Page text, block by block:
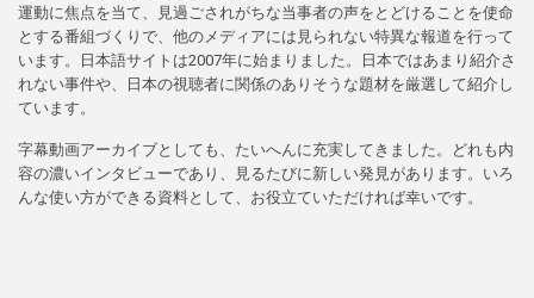
運動に焦点を当て、見過ごされがちな当事者の声をとどけることを使命
とする番組づくりで、他のメディアには見られない特異な報道を行って
います。日本語サイトは2007年に始まりました。日本ではあまり紹介さ
れない事件や、日本の視聴者に関係のありそうな題材を厳選して紹介し
ています。
字幕動画アーカイブとしても、たいへんに充実してきました。どれも内
容の濃いインタビューであり、見るたびに新しい発見があります。いろ
んな使い方ができる資料として、お役立ていただければ幸いです。